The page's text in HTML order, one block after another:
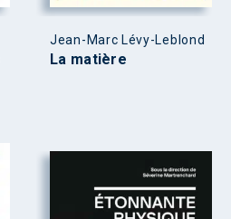
Jean-Marc Lévy-Leblond
La matière